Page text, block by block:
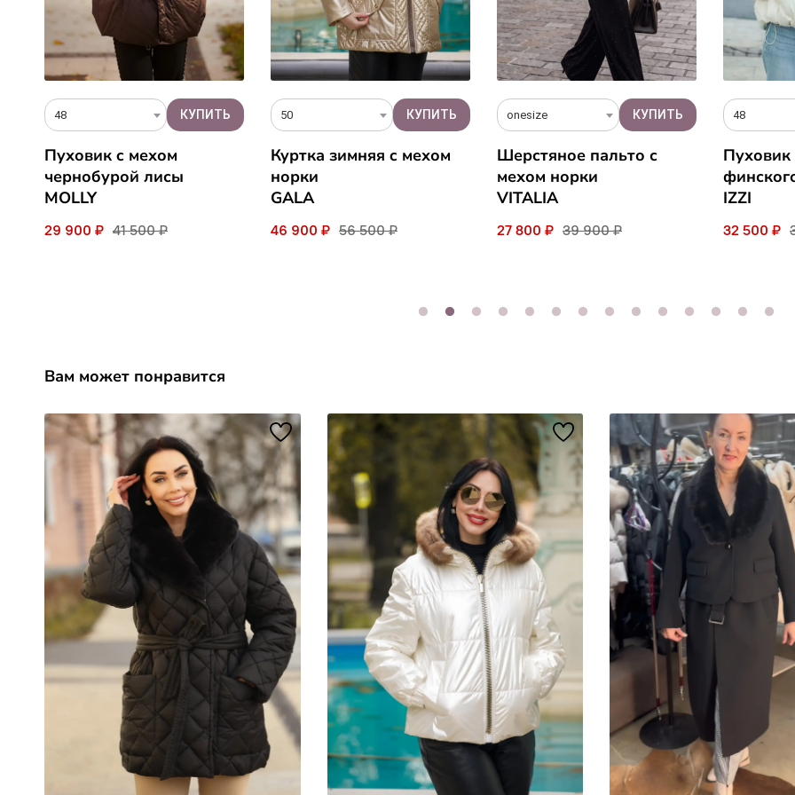
48
Пуховик c мехом
чернобурой лисы
MOLLY
29 900 ₽ 41 500 ₽
50
Куртка зимняя c мехом
норки
GALA
46 900 ₽ 56 500 ₽
onesize
Шерстяное пальто с
мехом норки
VITALIA
27 800 ₽ 39 900 ₽
48
IZZI
32 500 ₽
Вам может понравится